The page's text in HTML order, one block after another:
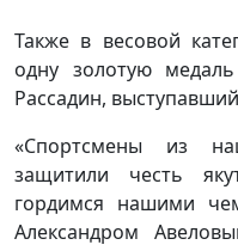
Также в весовой
одну золотую
Рассадин,
«Спортсмены из
защитили честь
гордимся нашими
Александром